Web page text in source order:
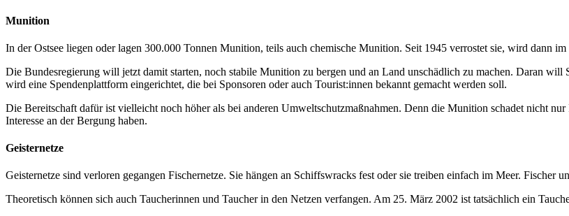
Munition
In der Ostsee liegen oder lagen 300.000 Tonnen Munition, teils auch chemische Munition. Seit 1945 verrostet sie, wird dann
Die Bundesregierung will jetzt damit starten, noch stabile Munition zu bergen und an Land unschädlich zu machen. Daran
wird eine Spendenplattform eingerichtet, die bei Sponsoren oder auch Tourist:innen bekannt gemacht werden soll.
Die Bereitschaft dafür ist vielleicht noch höher als bei anderen Umweltschutzmaßnahmen. Denn die Munition schadet nicht
Interesse an der Bergung haben.
Geisternetze
Geisternetze sind verloren gegangen Fischernetze. Sie hängen an Schiffswracks fest oder sie treiben einfach im Meer. Fischer
Theoretisch können sich auch Taucherinnen und Taucher in den Netzen verfangen. Am 25. März 2002 ist tatsächlich ein